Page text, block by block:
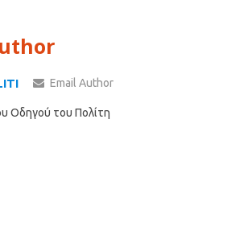
Email Author
Οδηγού του Πολίτη